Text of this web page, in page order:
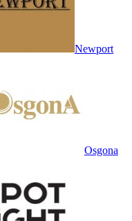
Newport
Osgona